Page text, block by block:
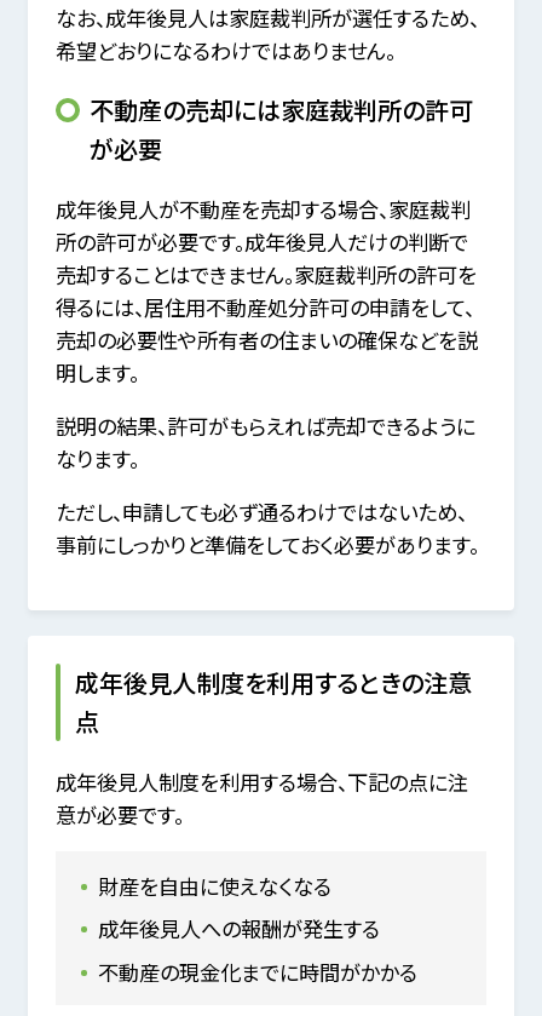
なお、成年後見人は家庭裁判所が選任するため、
希望どおりになるわけではありません。
不動産の売却には家庭裁判所の許可
が必要
成年後見人が不動産を売却する場合、家庭裁判
所の許可が必要です。成年後見人だけの判断で
売却することはできません。家庭裁判所の許可を
得るには、居住用不動産処分許可の申請をして、
売却の必要性や所有者の住まいの確保などを説
明します。
説明の結果、許可がもらえれば売却できるように
なります。
ただし、申請しても必ず通るわけではないため、
事前にしっかりと準備をしておく必要があります。
成年後見人制度を利用するときの注意
点
成年後見人制度を利用する場合、下記の点に注
意が必要です。
財産を自由に使えなくなる
成年後見人への報酬が発生する
不動産の現金化までに時間がかかる